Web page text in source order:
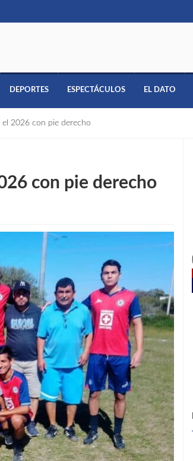
DEPORTES ESPECTÁCULOS EL DATO
el 2026 con pie derecho
con pie derecho